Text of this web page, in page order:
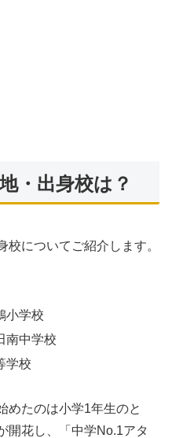
・出身校は？
についてご紹介します。
小学校
南中学校
学校
めたのは小学1年生のと
開花し、「中学No.1アタ